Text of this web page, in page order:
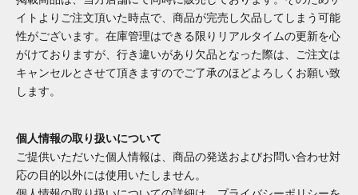
イトよりご注文頂いた時点で、商品が完売し欠品してしまう可能
性がございます。在庫管理はできる限りリアルタイムの更新を心
がけておりますが、行き違いがあり欠品となった際は、ご注文は
キャンセルとさせて頂きますのでご了承のほどよろしくお願い致
します。
個人情報の取り扱いについて
ご提供いただいた個人情報は、商品の発送およびお問い合わせ対
応の目的以外には使用いたしません。